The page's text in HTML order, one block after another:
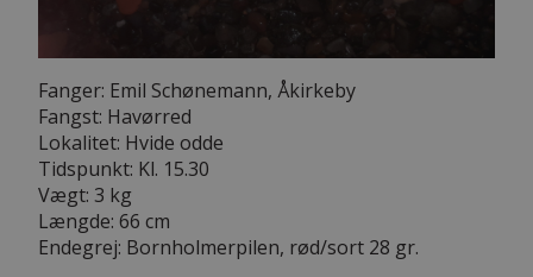
Fanger: Emil Schønemann, Åkirkeby
Fangst: Havørred
Lokalitet: Hvide odde
Tidspunkt: Kl. 15.30
Vægt: 3 kg
Længde: 66 cm
Endegrej: Bornholmerpilen, rød/sort 28 gr.